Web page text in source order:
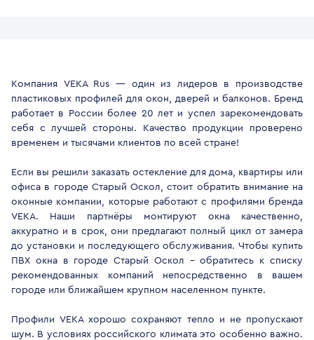
Компания VEKA Rus — один из лидеров в производстве
пластиковых профилей для окон, дверей и балконов. Бренд
работает в России более 20 лет и успел зарекомендовать
себя с лучшей стороны. Качество продукции проверено
временем и тысячами клиентов по всей стране!
Если вы решили заказать остекление для дома, квартиры или
офиса в городе Старый Оскол, стоит обратить внимание на
оконные компании, которые работают с профилями бренда
VEKA. Наши партнёры монтируют окна качественно,
аккуратно и в срок, они предлагают полный цикл от замера
до установки и последующего обслуживания. Чтобы купить
ПВХ окна в городе Старый Оскол - обратитесь к списку
рекомендованных компаний непосредственно в вашем
городе или ближайшем крупном населенном пункте.
Профили VEKA хорошо сохраняют тепло и не пропускают
шум. В условиях российского климата это особенно важно.